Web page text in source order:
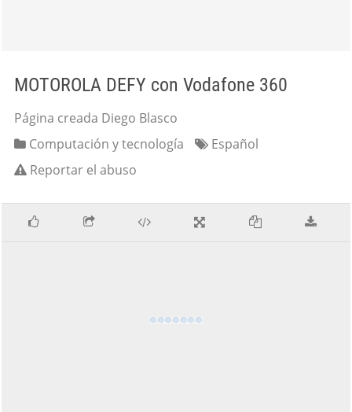
MOTOROLA DEFY con Vodafone 360
Página creada Diego Blasco
Computación y tecnología
Español
Reportar el abuso